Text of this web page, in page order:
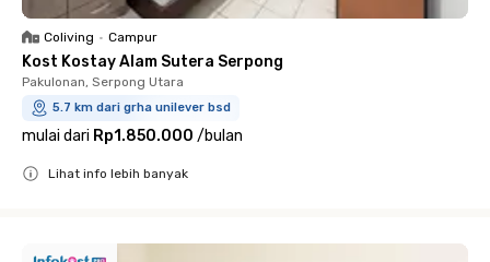
Coliving • Campur
Kost Kostay Alam Sutera Serpong
Pakulonan, Serpong Utara
5.7 km dari grha unilever bsd
mulai dari Rp1.850.000 /bulan
Lihat info lebih banyak